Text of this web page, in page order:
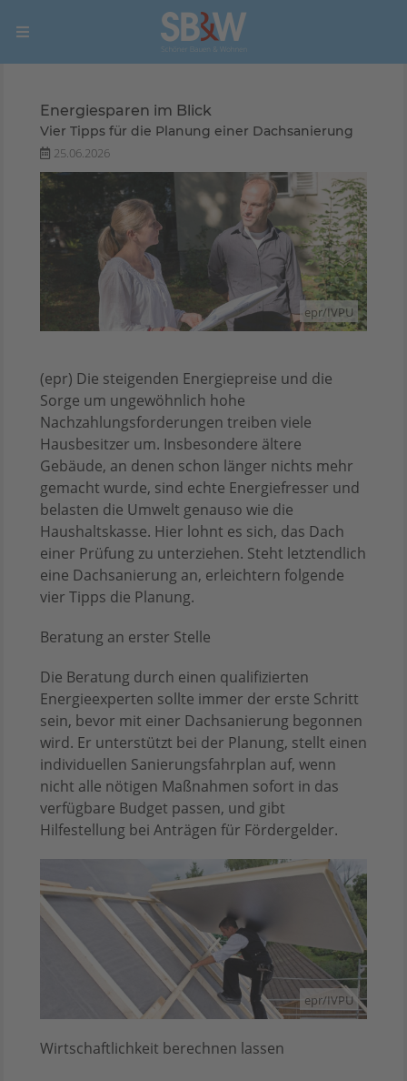
Energiesparen im Blick
Vier Tipps für die Planung einer Dachsanierung
25.06.2026
epr/IVPU
(epr) Die steigenden Energiepreise und die
Sorge um ungewöhnlich hohe
Nachzahlungsforderungen treiben viele
Hausbesitzer um. Insbesondere ältere
Gebäude, an denen schon länger nichts mehr
gemacht wurde, sind echte Energiefresser und
belasten die Umwelt genauso wie die
Haushaltskasse. Hier lohnt es sich, das Dach
einer Prüfung zu unterziehen. Steht letztendlich
eine Dachsanierung an, erleichtern folgende
vier Tipps die Planung.
Beratung an erster Stelle
Die Beratung durch einen qualifizierten
Energieexperten sollte immer der erste Schritt
sein, bevor mit einer Dachsanierung begonnen
wird. Er unterstützt bei der Planung, stellt einen
individuellen Sanierungsfahrplan auf, wenn
nicht alle nötigen Maßnahmen sofort in das
verfügbare Budget passen, und gibt
Hilfestellung bei Anträgen für Fördergelder.
epr/IVPU
Wirtschaftlichkeit berechnen lassen